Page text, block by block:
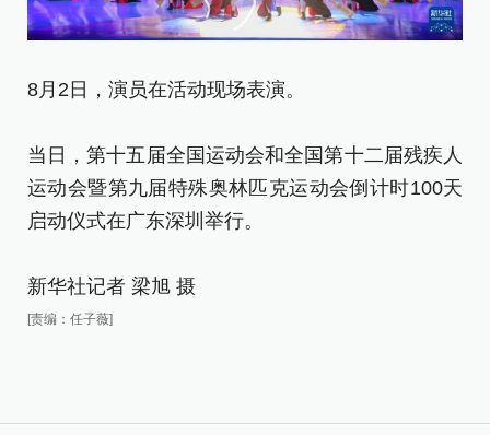
8月2日，演员在活动现场表演。
当日，第十五届全国运动会和全国第十二届残疾人
运动会暨第九届特殊奥林匹克运动会倒计时100天
启动仪式在广东深圳举行。
新华社记者 梁旭 摄
[责编：任子薇]